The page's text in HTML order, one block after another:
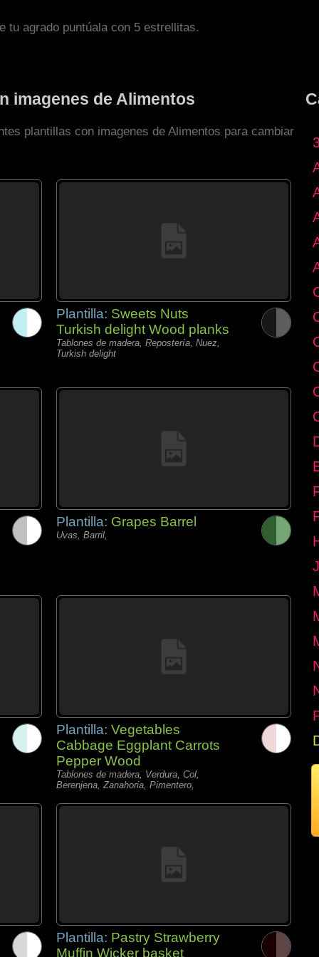
tu agrado puntúala con 5 estrellitas.
imagenes de Alimentos
plantillas con imagenes de Alimentos para cambiar
Plantilla: Sweets Nuts
Turkish delight Wood planks
Tablones de madera, Repostería, Nuez,
Turkish delight
Plantilla: Grapes Barrel
Uvas, Barril,
Plantilla: Vegetables
Cabbage Eggplant Carrots
Pepper Wood
Tablones de madera, Verdura, Col,
Berenjena, Zanahoria, Pimentero,
Plantilla: Pastry Strawberry
Muffin Wicker basket